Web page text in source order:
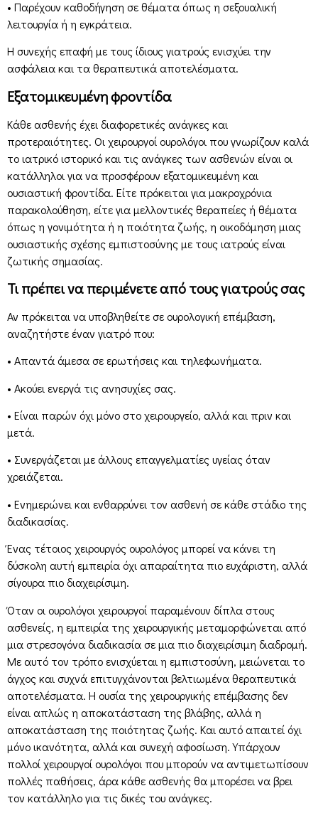
• Παρέχουν καθοδήγηση σε θέματα όπως η σεξουαλική
λειτουργία ή η εγκράτεια.
Η συνεχής επαφή με τους ίδιους γιατρούς ενισχύει την
ασφάλεια και τα θεραπευτικά αποτελέσματα.
Εξατομικευμένη φροντίδα
Κάθε ασθενής έχει διαφορετικές ανάγκες και
προτεραιότητες. Οι χειρουργοί ουρολόγοι που γνωρίζουν καλά
το ιατρικό ιστορικό και τις ανάγκες των ασθενών είναι οι
κατάλληλοι για να προσφέρουν εξατομικευμένη και
ουσιαστική φροντίδα. Είτε πρόκειται για μακροχρόνια
παρακολούθηση, είτε για μελλοντικές θεραπείες ή θέματα
όπως η γονιμότητα ή η ποιότητα ζωής, η οικοδόμηση μιας
ουσιαστικής σχέσης εμπιστοσύνης με τους ιατρούς είναι
ζωτικής σημασίας.
Τι πρέπει να περιμένετε από τους γιατρούς σας
Αν πρόκειται να υποβληθείτε σε ουρολογική επέμβαση,
αναζητήστε έναν γιατρό που:
• Απαντά άμεσα σε ερωτήσεις και τηλεφωνήματα.
• Ακούει ενεργά τις ανησυχίες σας.
• Είναι παρών όχι μόνο στο χειρουργείο, αλλά και πριν και
μετά.
• Συνεργάζεται με άλλους επαγγελματίες υγείας όταν
χρειάζεται.
• Ενημερώνει και ενθαρρύνει τον ασθενή σε κάθε στάδιο της
διαδικασίας.
Ένας τέτοιος χειρουργός ουρολόγος μπορεί να κάνει τη
δύσκολη αυτή εμπειρία όχι απαραίτητα πιο ευχάριστη, αλλά
σίγουρα πιο διαχειρίσιμη.
Όταν οι ουρολόγοι χειρουργοί παραμένουν δίπλα στους
ασθενείς, η εμπειρία της χειρουργικής μεταμορφώνεται από
μια στρεσογόνα διαδικασία σε μια πιο διαχειρίσιμη διαδρομή.
Με αυτό τον τρόπο ενισχύεται η εμπιστοσύνη, μειώνεται το
άγχος και συχνά επιτυγχάνονται βελτιωμένα θεραπευτικά
αποτελέσματα. Η ουσία της χειρουργικής επέμβασης δεν
είναι απλώς η αποκατάσταση της βλάβης, αλλά η
αποκατάσταση της ποιότητας ζωής. Και αυτό απαιτεί όχι
μόνο ικανότητα, αλλά και συνεχή αφοσίωση. Υπάρχουν
πολλοί χειρουργοί ουρολόγοι που μπορούν να αντιμετωπίσουν
πολλές παθήσεις, άρα κάθε ασθενής θα μπορέσει να βρει
τον κατάλληλο για τις δικές του ανάγκες.